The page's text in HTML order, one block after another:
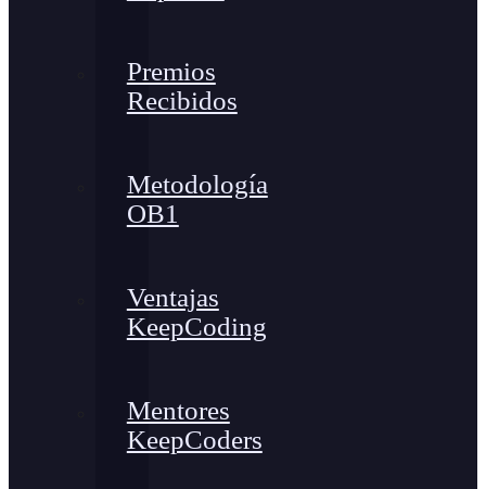
Premios
Recibidos
Metodología
OB1
Ventajas
KeepCoding
Mentores
KeepCoders